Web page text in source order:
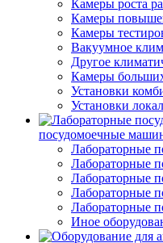
Камеры роста
Камеры
Камеры
Вакуумное
Другое
Камеры
Установки
Установки
посудомоечные
Лабораторные
Лабораторные
Лабораторные
Лабораторные
Лабораторные
Иное